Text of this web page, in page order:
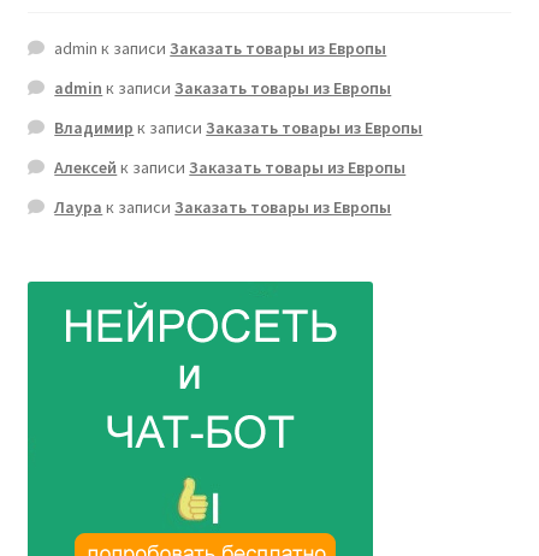
admin к записиЗаказать товары из Европы
admin к записиЗаказать товары из Европы
Владимир к записиЗаказать товары из Европы
Алексей к записиЗаказать товары из Европы
Лаура к записиЗаказать товары из Европы